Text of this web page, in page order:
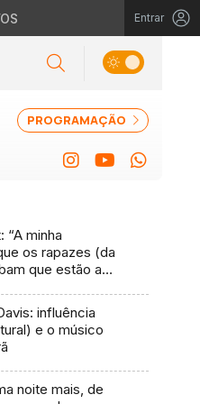
Entrar
PROGRAMAÇÃO
“A minha
os rapazes (da
que estão a
influência
e o músico
noite mais, de